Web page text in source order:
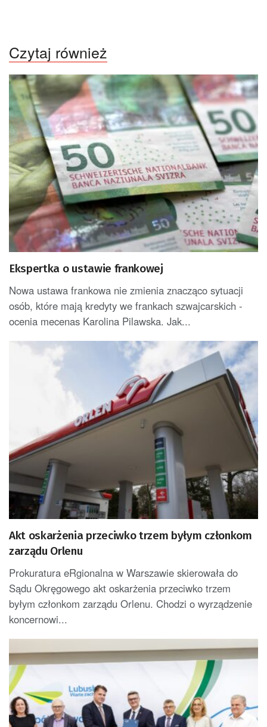
Czytaj również
Ekspertka o ustawie frankowej
Nowa ustawa frankowa nie zmienia znacząco sytuacji
osób, które mają kredyty we frankach szwajcarskich -
ocenia mecenas Karolina Pilawska. Jak...
Akt oskarżenia przeciwko trzem byłym członkom
zarządu Orlenu
Prokuratura eRgionalna w Warszawie skierowała do
Sądu Okręgowego akt oskarżenia przeciwko trzem
byłym członkom zarządu Orlenu. Chodzi o wyrządzenie
koncernowi...